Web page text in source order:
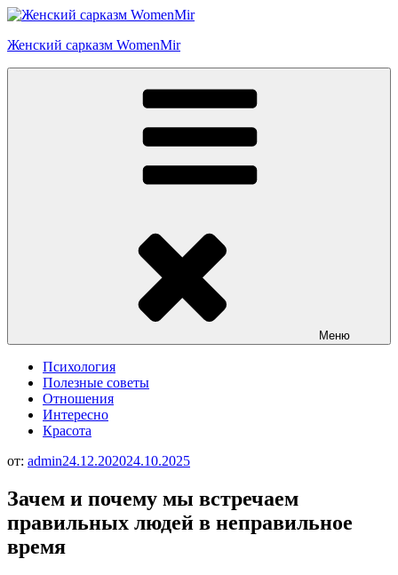
Перейти
содержимому
Женский сарказм WomenMir
Меню
Психология
Полезные советы
Отношения
Интересно
Красота
от: admin24.12.202024.10.2025
Зачем и почему мы встречаем
правильных людей в неправильное
время